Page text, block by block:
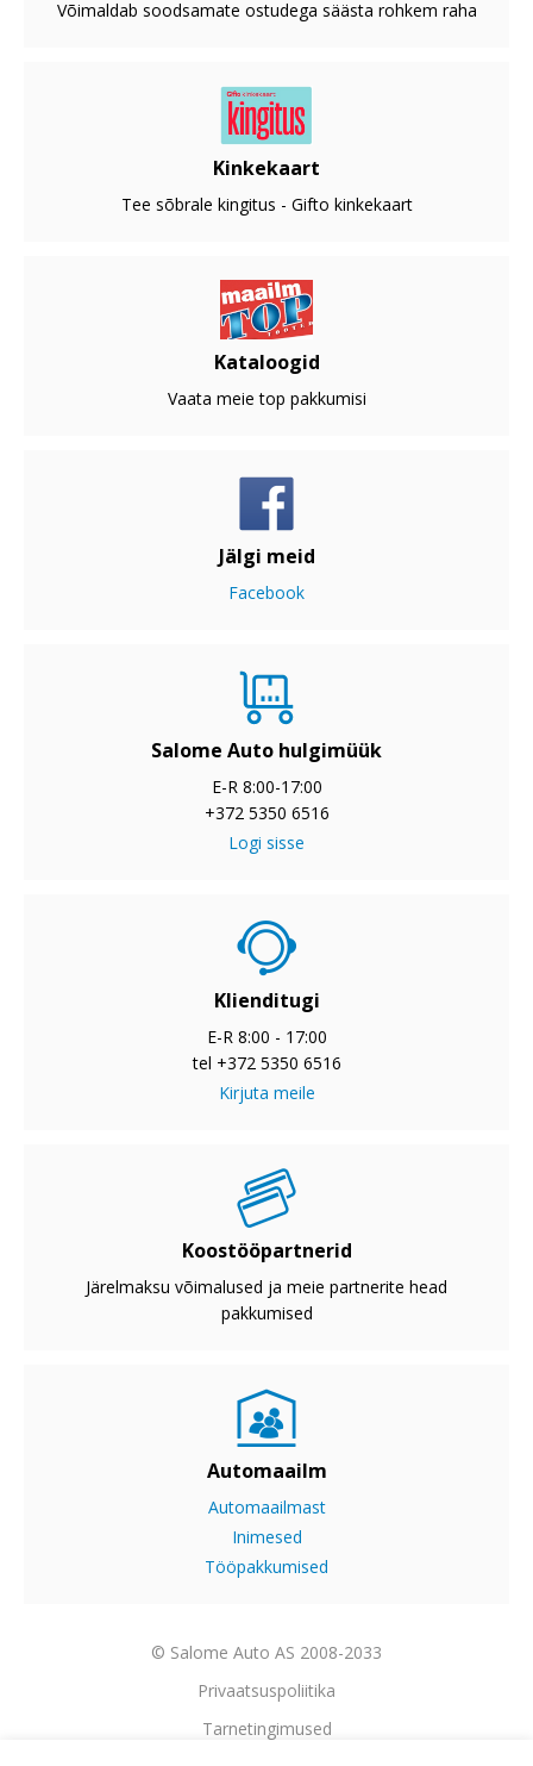
Võimaldab soodsamate ostudega säästa rohkem raha
Kinkekaart
Tee sõbrale kingitus - Gifto kinkekaart
Kataloogid
Vaata meie top pakkumisi
Jälgi meid
Facebook
Salome Auto hulgimüük
E-R 8:00-17:00
+372 5350 6516
Logi sisse
Klienditugi
E-R 8:00 - 17:00
tel +372 5350 6516
Kirjuta meile
Koostööpartnerid
Järelmaksu võimalused ja meie partnerite head
pakkumised
Automaailm
Automaailmast
Inimesed
Tööpakkumised
© Salome Auto AS 2008-2033
Privaatsuspoliitika
Tarnetingimused